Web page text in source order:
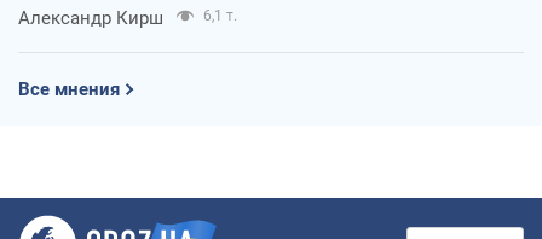
Александр Кирш 6,1 т.
Все мнения